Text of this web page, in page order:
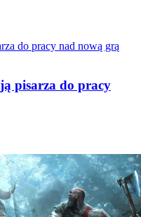
pisarza do pracy